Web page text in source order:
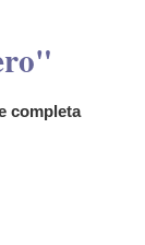
completa